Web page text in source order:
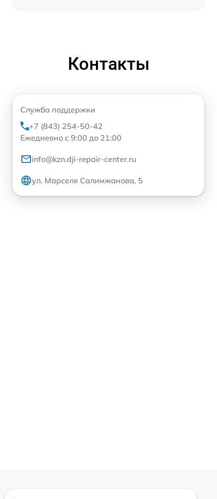
Контакты
Служба поддержки
+7 (843) 254-50-42
Ежедневно с 9:00 до 21:00
info@kzn.dji-repair-center.ru
ул. Марселя Салимжанова, 5